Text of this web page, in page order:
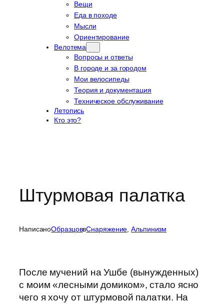
Вещи
Еда в походе
Мысли
Ориентирование
Велотема
Вопросы и ответы
В городе и за городом
Мои велосипеды
Теория и документация
Техническое обслуживание
Летопись
Кто это?
Штурмовая палатка
НаписаноОбразцоввCнаряжение, Альпинизм
После мучений на Ушбе (вынужденных)
с моим «лесными домиком», стало ясно
чего я хочу от штурмовой палатки. На